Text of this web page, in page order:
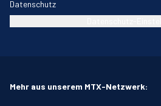
Datenschutz
Mehr aus unserem MTX-Netzwerk: